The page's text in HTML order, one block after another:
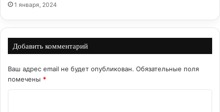
1 января, 2024
Добавить комментарий
Ваш адрес email не будет опубликован. Обязательные поля
помечены *